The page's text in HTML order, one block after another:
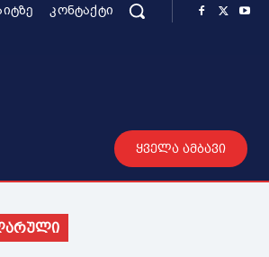
ᲙᲝᲜᲢᲐᲥᲢᲘ
ყველა ამბავი